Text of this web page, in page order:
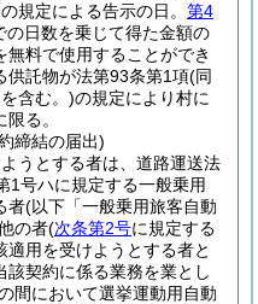
規定による告示の日。 第4
の日数を乗じて得た金額の
料で使用することができ
供託物が法第93条第1項(同
含む。)の規定により村に
る。
締結の届出)
うとする者は、道路運送法
1号ハに規定する一般乗用
者(以下「一般乗用旅客自動
の者(次条第2号に規定する
用を受けようとする者と
契約に係る業務を業とし
間において選挙運動用自動